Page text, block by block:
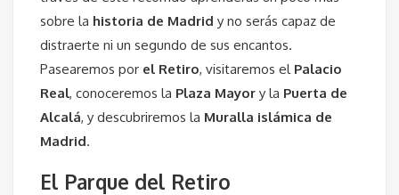
sobre la historia de Madrid y no serás capaz de
distraerte ni un segundo de sus encantos.
Pasearemos por el Retiro, visitaremos el Palacio
Real, conoceremos la Plaza Mayor y la Puerta de
Alcalá, y descubriremos la Muralla islámica de
Madrid.
El Parque del Retiro